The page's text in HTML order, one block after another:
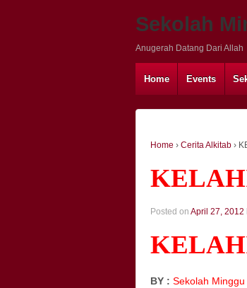
Sekolah
Anugerah Datang Dari Allah
Home Events
Home › Cerita Alkitab ›
Posted on April 27, 2012
BY : Sekolah Minggu